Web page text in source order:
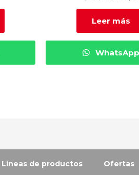
Leer más
WhatsApp
Líneas de productos Ofertas